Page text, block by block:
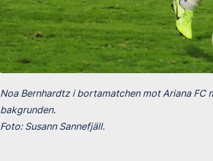
Noa Bernhardtz i bortamatchen mot Ariana FC
bakgrunden.
Foto: Susann Sannefjäll.